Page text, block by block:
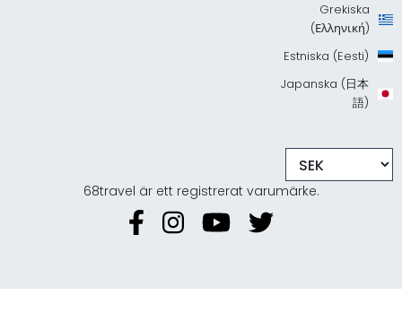
Grekiska
(Ελληνική)
Estniska (Eesti)
Japanska (日本
語)
68travel är ett registrerat varumärke.